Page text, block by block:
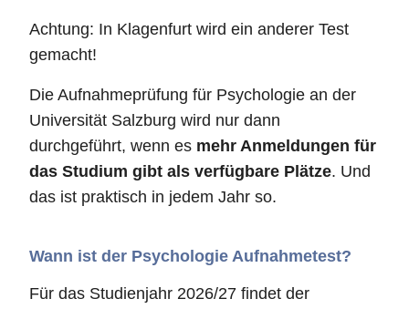
Achtung: In Klagenfurt wird ein anderer Test
gemacht!
Die Aufnahmeprüfung für Psychologie an der
Universität Salzburg wird nur dann
durchgeführt, wenn es mehr Anmeldungen für
das Studium gibt als verfügbare Plätze. Und
das ist praktisch in jedem Jahr so.
Wann ist der Psychologie Aufnahmetest?
Für das Studienjahr 2026/27 findet der